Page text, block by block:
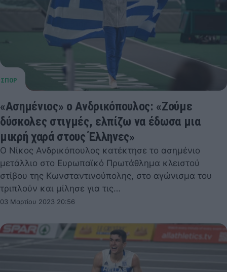
«Ασημένιος» ο Ανδρικόπουλος: «Ζούμε
δύσκολες στιγμές, ελπίζω να έδωσα μια
μικρή χαρά στους Έλληνες»
Ο Νίκος Ανδρικόπουλος κατέκτησε το ασημένιο
μετάλλιο στο Ευρωπαϊκό Πρωτάθλημα κλειστού
στίβου της Κωνσταντινούπολης, στο αγώνισμα του
τριπλούν και μίλησε για τις…
03 Μαρτίου 2023 20:56